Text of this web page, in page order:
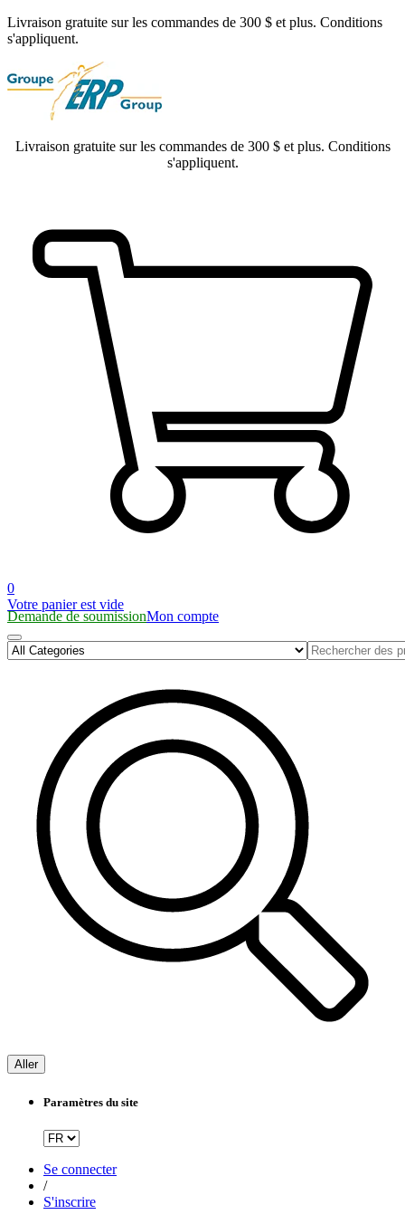
Livraison gratuite sur les commandes de 300 $ et plus. Conditions
s'appliquent.
Livraison gratuite sur les commandes de 300 $ et plus. Conditions
s'appliquent.
0
Votre panier est vide
Demande de soumissionMon compte
Aller
Paramètres du site
Se connecter
/
S'inscrire